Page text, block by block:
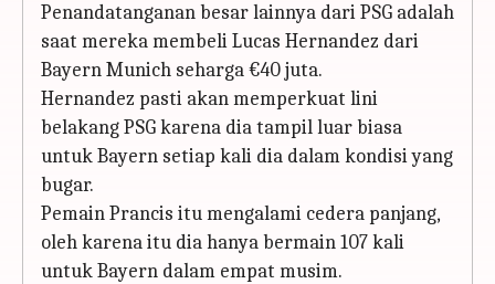
Penandatanganan besar lainnya dari PSG adalah
saat mereka membeli Lucas Hernandez dari
Bayern Munich seharga €40 juta.
Hernandez pasti akan memperkuat lini
belakang PSG karena dia tampil luar biasa
untuk Bayern setiap kali dia dalam kondisi yang
bugar.
Pemain Prancis itu mengalami cedera panjang,
oleh karena itu dia hanya bermain 107 kali
untuk Bayern dalam empat musim.